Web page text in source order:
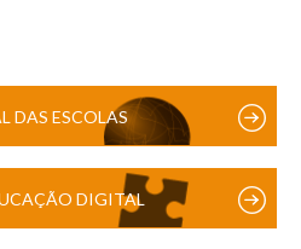
DAS ESCOLAS
DIGITAL